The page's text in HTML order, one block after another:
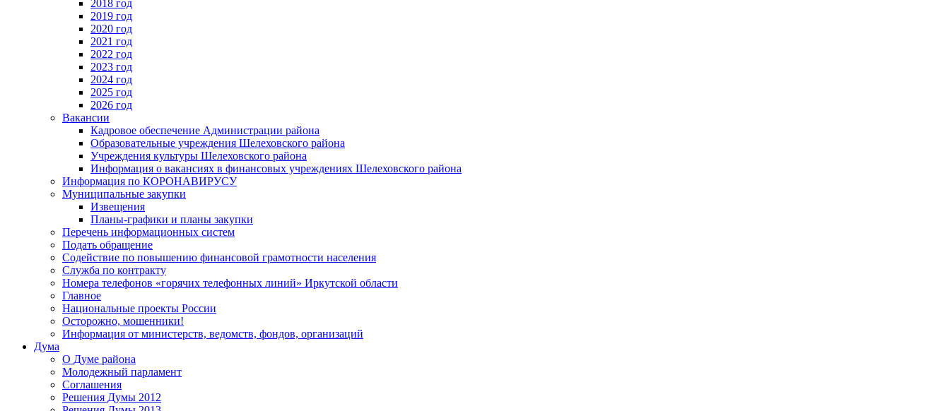
2018 год
2019 год
2020 год
2021 год
2022 год
2023 год
2024 год
2025 год
2026 год
Вакансии
Кадровое обеспечение Администрации района
Образовательные учреждения Шелеховского района
Учреждения культуры Шелеховского района
Информация о вакансиях в финансовых учреждениях Шелеховского района
Информация по КОРОНАВИРУСУ
Муниципальные закупки
Извещения
Планы-графики и планы закупки
Перечень информационных систем
Подать обращение
Содействие по повышению финансовой грамотности населения
Служба по контракту
Номера телефонов «горячих телефонных линий» Иркутской области
Главное
Национальные проекты России
Осторожно, мошенники!
Информация от министерств, ведомств, фондов, организаций
Дума
О Думе района
Молодежный парламент
Соглашения
Решения Думы 2012